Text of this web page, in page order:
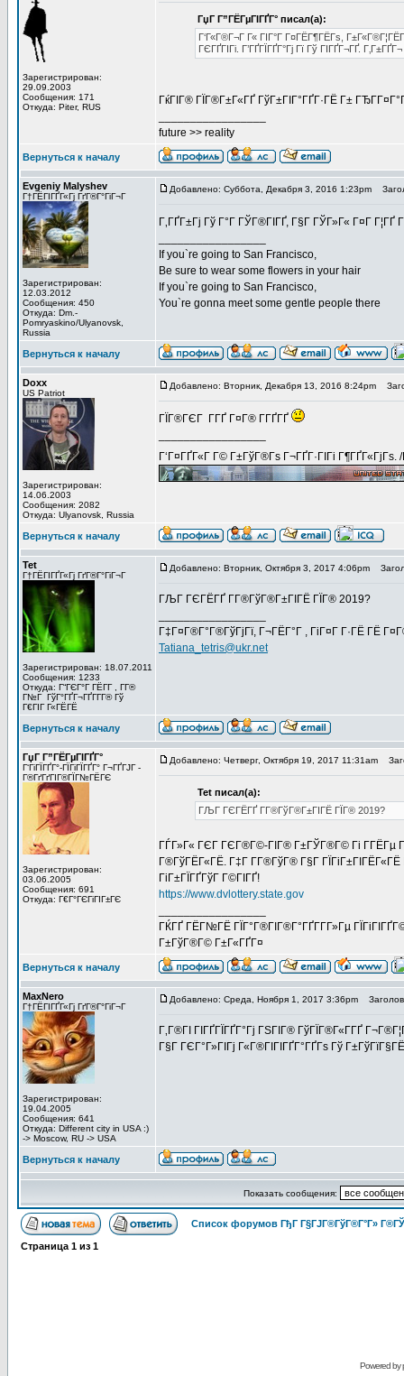
Зарегистрирован:
29.09.2003
Сообщения: 171
Откуда: Piter, RUS
ГџГ­ Г”ГЁГµГІГҐГ° писал(а):
Г‘Г«Г®Г¬Г Г« ГІГ°Г Г¤ГЁГ¶ГЁГѕ,
ГЄГҐГІГі. Г’ГҐГЇГҐГ°Гј Гї Гў ГІГҐГ¬ГҐ.
ГќГІГ® ГЇГ®Г±Г«ГҐ ГўГ±ГІГ°ГҐГ·ГЁ Г±
future >> reality
Вернуться к началу
Evgeniy Malyshev
Г†ГЁГІГҐГ«Гј ГґГ®Г°ГіГ¬Г
Зарегистрирован:
12.03.2012
Сообщения: 450
Откуда: Dm.-
Pomryaskino/Ulyanovsk,
Russia
Добавлено: Суббота, Декабря 3, 2016 1:23pm
Г‚ГҐГ±Гј Гў Г°Г ГЎГ®ГІГҐ, Г§Г ГЎГ»Г« Г¤Г Г¦ГҐ
If you`re going to San Francisco,
Be sure to wear some flowers in your hair
If you`re going to San Francisco,
You`re gonna meet some gentle people there
Вернуться к началу
Doxx
US Patriot
Зарегистрирован:
14.06.2003
Сообщения: 2082
Откуда: Ulyanovsk, Russia
Добавлено: Вторник, Декабря 13, 2016 8:24pm
ГЇГ®ГЄГ Г­ГҐ Г¤Г® Г­ГҐГҐ
Г‘Г¤ГҐГ«Г Г© Г±ГўГ®Гѕ Г¬ГҐГ·ГІГі Г¶ГҐГ«ГјГѕ.
Вернуться к началу
Tet
Г†ГЁГІГҐГ«Гј ГґГ®Г°ГіГ¬Г
Зарегистрирован: 18.07.2011
Сообщения: 1233
Откуда: Г“ГЄГ°Г ГЁГ­Г , Г­Г®
Г№Г ГўГ°ГҐГ¬ГҐГ­Г­Г® Гў
Г€ГІГ Г«ГЁГЁ
Добавлено: Вторник, Октября 3, 2017 4:06pm
ГЉГ ГЄГЁГҐ Г­Г®ГўГ®Г±ГІГЁ ГЇГ® 2019?
Г‡Г¤Г®Г°Г®ГўГјГї, Г¬ГЁГ°Г , ГіГ¤Г Г·ГЁ ГЁ
Tatiana_tetris@ukr.net
Вернуться к началу
ГџГ­ Г”ГЁГµГІГҐГ°
Г‘ГіГЇГҐГ°-ГЇГіГЇГҐГ° Г¬ГҐГЈГ -
Г®ГґГґГІГ®ГЇГ№ГЁГЄ
Зарегистрирован:
03.06.2005
Сообщения: 691
Откуда: Г€Г°ГЄГіГІГ±ГЄ
Добавлено: Четверг, Октября 19, 2017 11:31am
Tet писал(а):
ГЉГ ГЄГЁГҐ Г­Г®ГўГ®Г±ГІГЁ ГЇГ® 2019?
ГЃГ»Г« ГЄГ ГЄГ®Г©-ГІГ® Г±ГЎГ®Г© Гі Г­ГЁГµ
Г®ГўГЁГ«ГЁ. Г‡Г Г­Г®ГўГ® Г§Г
ГіГ±ГЇГҐГўГ Г©ГІГҐ!
https://www.dvlottery.state.gov
ГЌГҐ ГЁГ№ГЁ ГЇГ°Г®ГІГ®Г°ГҐГ­Г­Г»Гµ
Г±ГўГ®Г© Г±Г«ГҐГ¤
Вернуться к началу
MaxNero
Г†ГЁГІГҐГ«Гј ГґГ®Г°ГіГ¬Г
Зарегистрирован:
19.04.2005
Сообщения: 641
Откуда: Different city in USA :)
-> Moscow, RU -> USA
Добавлено: Среда, Ноября 1, 2017 3:36pm
Г‚Г®ГІ ГІГҐГЇГҐГ°Гј ГЅГІГ® ГўГЇГ®Г«Г­ГҐ
Г§Г ГЄГ°Г»ГІГј Г«Г®ГІГІГҐГ°ГҐГѕ Гў
Вернуться к началу
Показать сообщения:
Список форумов ГђГ Г§ГЈГ®ГўГ®Г°Г»
Страница 1 из 1
Powered by